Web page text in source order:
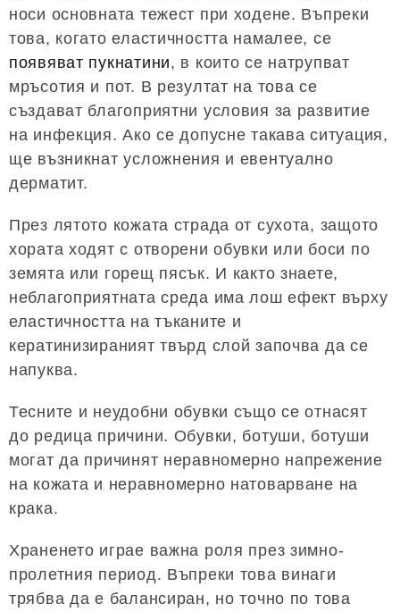
носи основната тежест при ходене. Въпреки
това, когато еластичността намалее, се
появяват пукнатини, в които се натрупват
мръсотия и пот. В резултат на това се
създават благоприятни условия за развитие
на инфекция. Ако се допусне такава ситуация,
ще възникнат усложнения и евентуално
дерматит.
През лятото кожата страда от сухота, защото
хората ходят с отворени обувки или боси по
земята или горещ пясък. И както знаете,
неблагоприятната среда има лош ефект върху
еластичността на тъканите и
кератинизираният твърд слой започва да се
напуква.
Тесните и неудобни обувки също се отнасят
до редица причини. Обувки, ботуши, ботуши
могат да причинят неравномерно напрежение
на кожата и неравномерно натоварване на
крака.
Храненето играе важна роля през зимно-
пролетния период. Въпреки това винаги
трябва да е балансиран, но точно по това